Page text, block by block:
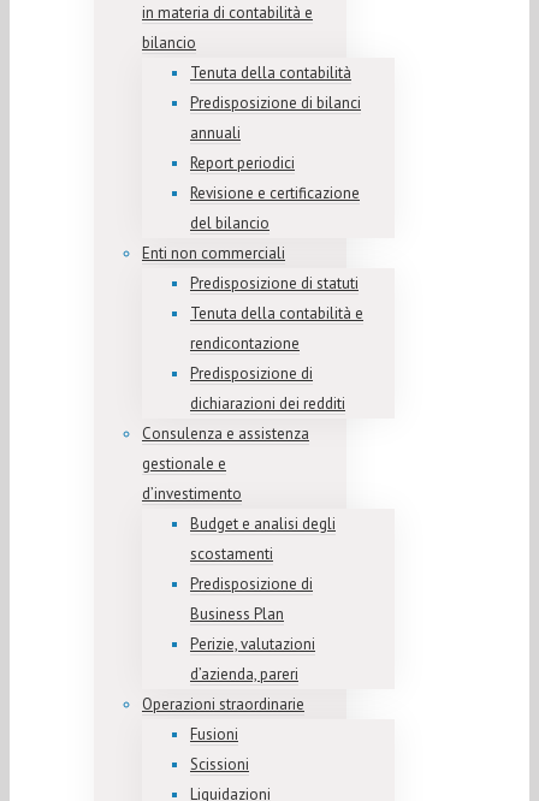
in materia di contabilità e
bilancio
Tenuta della contabilità
Predisposizione di bilanci
annuali
Report periodici
Revisione e certificazione
del bilancio
Enti non commerciali
Predisposizione di statuti
Tenuta della contabilità e
rendicontazione
Predisposizione di
dichiarazioni dei redditi
Consulenza e assistenza
gestionale e
d’investimento
Budget e analisi degli
scostamenti
Predisposizione di
Business Plan
Perizie, valutazioni
d’azienda, pareri
Operazioni straordinarie
Fusioni
Scissioni
Liquidazioni